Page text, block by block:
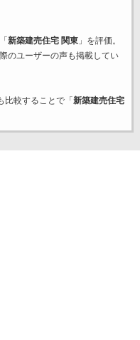
新築建売住宅 関東」を評価。
のユーザーの声も掲載してい
比較することで「 新築建売住宅